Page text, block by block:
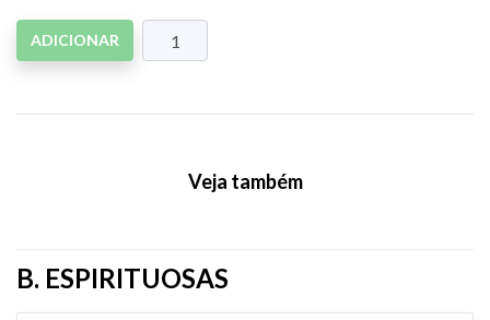
ADICIONAR
Veja também
B. ESPIRITUOSAS